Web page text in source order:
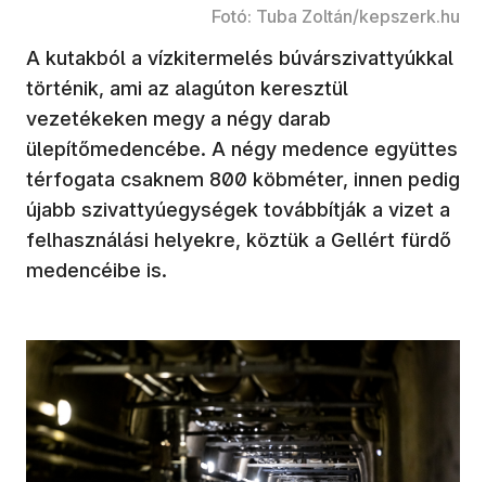
Fotó: Tuba Zoltán/kepszerk.hu
A kutakból a vízkitermelés búvárszivattyúkkal
történik, ami az alagúton keresztül
vezetékeken megy a négy darab
ülepítőmedencébe. A négy medence együttes
térfogata csaknem 800 köbméter, innen pedig
újabb szivattyúegységek továbbítják a vizet a
felhasználási helyekre, köztük a Gellért fürdő
medencéibe is.